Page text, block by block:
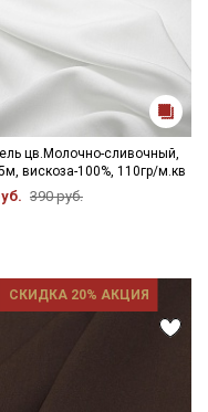
цв.Молочно-сливочный,
вискоза-100%, 110гр/м.кв
390 руб.
СКИДКА 20% АКЦИЯ
и